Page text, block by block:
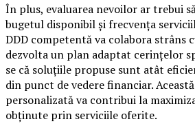
În plus, evaluarea nevoilor ar trebui
bugetul disponibil și frecvența
DDD competentă va colabora strâns
dezvolta un plan adaptat cerințelor
se că soluțiile propuse sunt atât
din punct de vedere financiar.
personalizată va contribui la
obținute prin serviciile oferite.